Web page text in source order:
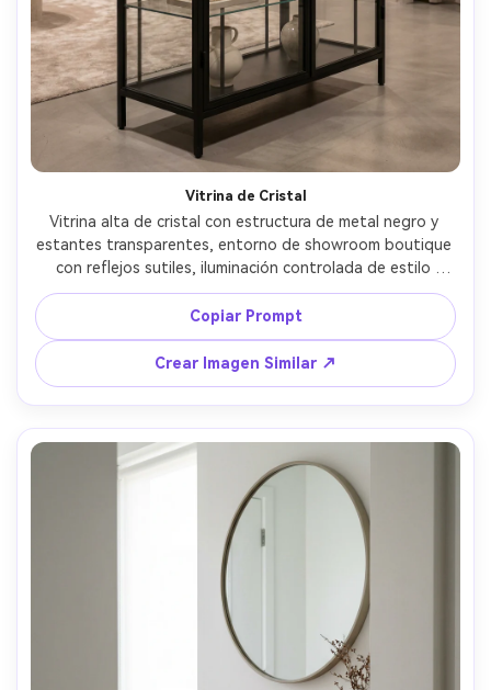
Vitrina de Cristal
Vitrina alta de cristal con estructura de metal negro y
estantes transparentes, entorno de showroom boutique
con reflejos sutiles, iluminación controlada de estilo
estudio para evitar brillos, foto con Canon EOS R6, 50mm,
f/8, bordes de vidrio fotorrealistas y textura metálica,
estilo de catálogo retail exclusivo --ar 4:5
Copiar Prompt
Crear Imagen Similar ↗